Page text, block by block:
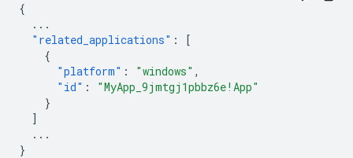
{
...
"related_applications" :
[
{
"platform" : "windows" ,
"id" :
"MyApp_9jmtgj1pbbz6e!App"
}
]
...
}